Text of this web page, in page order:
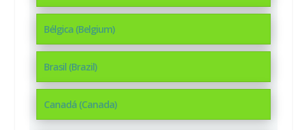
Bélgica (Belgium)
Brasil (Brazil)
Canadá (Canada)